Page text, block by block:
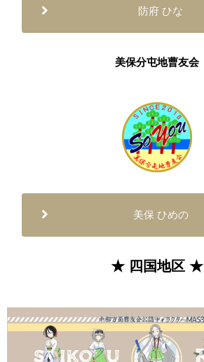
防府 ひな
美保分屯地曹友会
美保 ひめの
★ 四国地区 ★